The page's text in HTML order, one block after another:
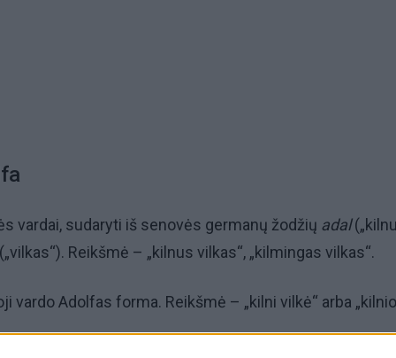
vardai, sudaryti iš senovės germanų žodžių adal
Reikšmė – „kilnus vilkas“, „kilmingas vilkas“.
vardo Adolfas forma. Reikšmė – „kilni vilkė“ arba